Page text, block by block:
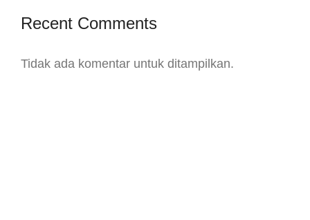
Recent Comments
Tidak ada komentar untuk ditampilkan.